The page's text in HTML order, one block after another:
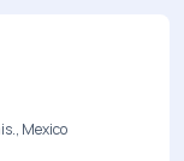
Mexico